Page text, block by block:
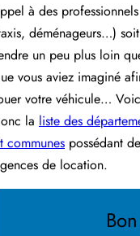
à des professionnels
déménageurs…)
un peu plus loin
vous aviez imaginé
votre véhicule…
la liste des
communes possédant
de location.